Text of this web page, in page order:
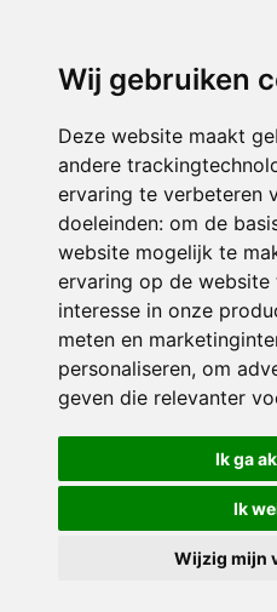
Wij gebruiken
Deze website maakt
andere
ervaring te verbeteren
doeleinden: om de
website mogelijk te
ervaring op de website
interesse in onze
meten en
personaliseren, om
geven die relevanter
Ik ga
Ik
Wijzig mijn